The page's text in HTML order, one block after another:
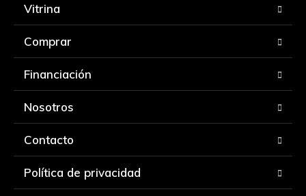
Vitrina
Comprar
Financiación
Nosotros
Contacto
Política de privacidad